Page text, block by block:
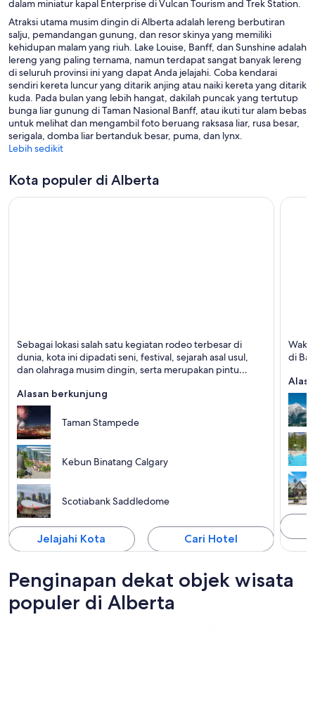
dalam miniatur kapal Enterprise di Vulcan Tourism and Trek Station.
Atraksi utama musim dingin di Alberta adalah lereng berbutiran
salju, pemandangan gunung, dan resor skinya yang memiliki
kehidupan malam yang riuh. Lake Louise, Banff, dan Sunshine adalah
lereng yang paling ternama, namun terdapat sangat banyak lereng
di seluruh provinsi ini yang dapat Anda jelajahi. Coba kendarai
sendiri kereta luncur yang ditarik anjing atau naiki kereta yang ditarik
kuda. Pada bulan yang lebih hangat, dakilah puncak yang tertutup
bunga liar gunung di Taman Nasional Banff, atau ikuti tur alam bebas
untuk melihat dan mengambil foto beruang raksasa liar, rusa besar,
serigala, domba liar bertanduk besar, puma, dan lynx.
Lebih sedikit
Kota populer di Alberta
Terkenal dengan Sungai, Teater, dan Urban
Sebagai lokasi salah satu kegiatan rodeo terbesar di
dunia, kota ini dipadati seni, festival, sejarah asal usul,
dan olahraga musim dingin, serta merupakan pintu
Alasan berkunjung
Taman Stampede
Kebun Binatang Calgary
Scotiabank Saddledome
Jelajahi Kota Cari Hotel
di
Penginapan dekat objek wisata
populer di Alberta